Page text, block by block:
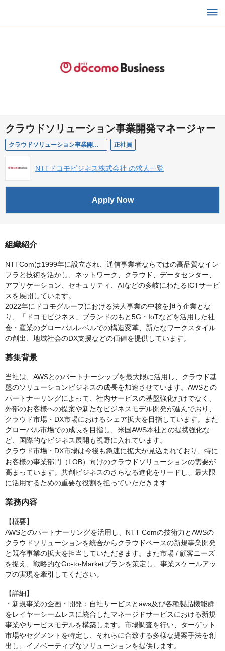
クラウドソリューション事業開発マネージャー
クラウドソリューション事業開発マネージャー 正社員
NTTドコモビジネス株式会社 の求人一覧
Apply Now
組織紹介
NTTComは1999年に設立され、通信事業者ならではの高品質なイン
フラと技術を活かし、ネットワーク、クラウド、データセンター、
アプリケーション、セキュリティ、AIなどの多岐にわたるICTサービ
スを展開しています。
2022年にドコモグループにおける法人事業の中核を担う企業とな
り、「ドコモビジネス」ブランドのもと5G・IoTなどを活用した社
会・産業のグローバルレベルでの構造変革、新たなワークスタイル
の創出、地域社会のDX支援などの価値を提供しています。
募集背景
当社は、AWSとのパートナーシップを最大限に活用し、クラウド基
盤のソリューションビジネスの成長を加速させています。AWSとの
パートナーリングによって、社内サービスの基盤強化だけでなく、
外部のお客様への提案や新たなビジネスモデル開発が進んでおり、
クラウド市場・DX市場におけるシェア拡大を目指しています。また
グローバル市場での成長を目指し、米国AWS本社との提携強化な
ど、国際的なビジネス展開も視野に入れています。
クラウド市場・DX市場は今後も急速に拡大が見込まれており、特に
お客様の事業部門（LOB）向けのクラウドソリューションの需要が
高まっています。共創ビジネスのさらなる進化をリードし、最大限
に活用するための重要な役割を担っていただきます
業務内容
【概要】
AWSとのパートナーリングを活用し、NTT Comの技術力とAWSの
クラウドソリューションを統合からクラウドベースの新規事業開発
と既存事業の拡大を担当していただきます。また市場 / 顧客ニーズ
を捉え、戦略的なGo-to-Marketプランを策定し、事業スケールアッ
プの実現を牽引してください。
【詳細】
・新規事業の企画・開発：自社サービスとaws及び各種製品機能群
をレイヤーシームレスに統合したマネージドサービスにおける新規
事業やサービスモデルを構築します。市場調査を行い、ターゲット
市場やセグメントを特定し、それらに合致する多様な提案手法を創
出し、イノベーティブなソリューションを提供します。